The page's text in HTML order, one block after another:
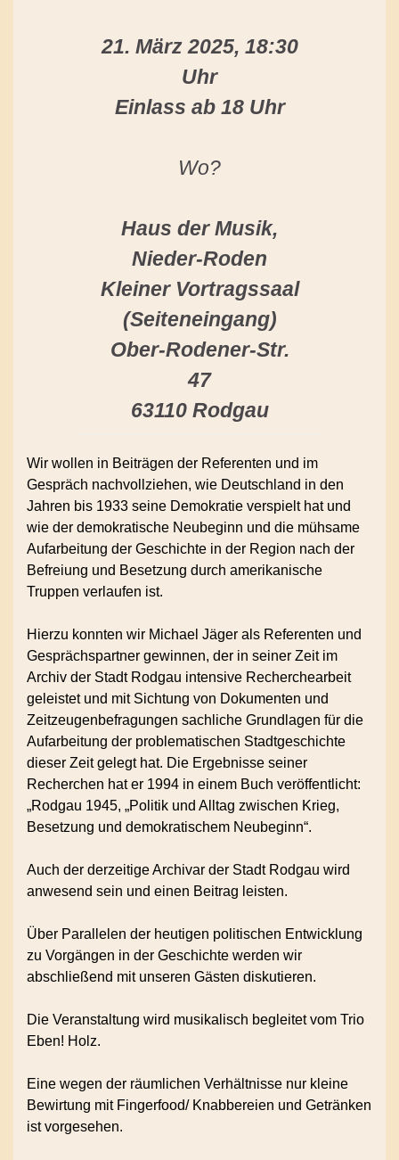
21. März 2025, 18:30
Uhr
Einlass ab 18 Uhr
Wo?
Haus der Musik,
Nieder-Roden
Kleiner Vortragssaal
(Seiteneingang)
Ober-Rodener-Str.
47
63110 Rodgau
Wir wollen in Beiträgen der Referenten und im
Gespräch nachvollziehen, wie Deutschland in den
Jahren bis 1933 seine Demokratie verspielt hat und
wie der demokratische Neubeginn und die mühsame
Aufarbeitung der Geschichte in der Region nach der
Befreiung und Besetzung durch amerikanische
Truppen verlaufen ist.
Hierzu konnten wir Michael Jäger als Referenten und
Gesprächspartner gewinnen, der in seiner Zeit im
Archiv der Stadt Rodgau intensive Recherchearbeit
geleistet und mit Sichtung von Dokumenten und
Zeitzeugenbefragungen sachliche Grundlagen für die
Aufarbeitung der problematischen Stadtgeschichte
dieser Zeit gelegt hat. Die Ergebnisse seiner
Recherchen hat er 1994 in einem Buch veröffentlicht:
„Rodgau 1945, „Politik und Alltag zwischen Krieg,
Besetzung und demokratischem Neubeginn“.
Auch der derzeitige Archivar der Stadt Rodgau wird
anwesend sein und einen Beitrag leisten.
Über Parallelen der heutigen politischen Entwicklung
zu Vorgängen in der Geschichte werden wir
abschließend mit unseren Gästen diskutieren.
Die Veranstaltung wird musikalisch begleitet vom Trio
Eben! Holz.
Eine wegen der räumlichen Verhältnisse nur kleine
Bewirtung mit Fingerfood/ Knabbereien und Getränken
ist vorgesehen.